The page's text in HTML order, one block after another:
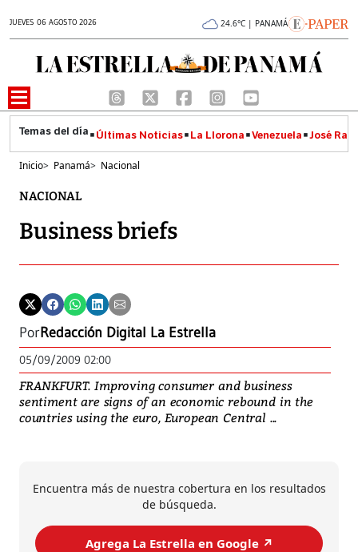
JUEVES 06 AGOSTO 2026 24.6°C | PANAMÁ
Últimas Noticias La Llorona Venezuela José
Inicio> Panamá> Nacional
NACIONAL
Business briefs
PorRedacción Digital La Estrella
05/09/2009 02:00
FRANKFURT. Improving consumer and business
sentiment are signs of an economic rebound in the
countries using the euro, European Central ...
Encuentra más de nuestra cobertura en los resultados
de búsqueda.
Agrega La Estrella en Google ↗️